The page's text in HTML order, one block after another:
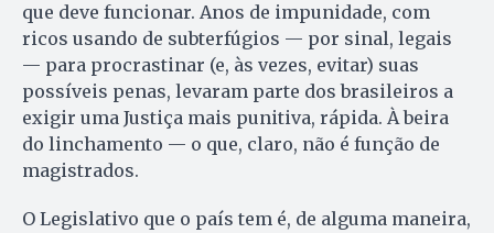
que deve funcionar. Anos de impunidade, com
ricos usando de subterfúgios — por sinal, legais
— para procrastinar (e, às vezes, evitar) suas
possíveis penas, levaram parte dos brasileiros a
exigir uma Justiça mais punitiva, rápida. À beira
do linchamento — o que, claro, não é função de
magistrados.
O Legislativo que o país tem é, de alguma maneira,